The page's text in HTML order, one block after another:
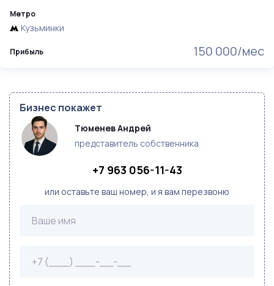
Прибыль 150 000/мес
Метро
Кузьминки
Бизнес покажет
Тюменев Андрей
представитель собственника
+7 963 056-11-43
или оставьте ваш номер, и я вам перезвоню